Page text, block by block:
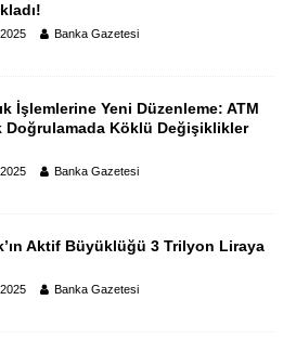
Banka Gazetesi
İşlemlerine Yeni Düzenleme: ATM
Doğrulamada Köklü Değişiklikler
Banka Gazetesi
Aktif Büyüklüğü 3 Trilyon Liraya
Banka Gazetesi